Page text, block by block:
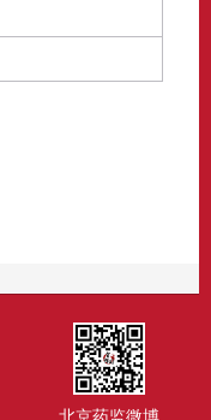
北京药监微博